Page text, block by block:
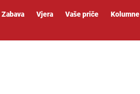
Zabava Vjera Vaše priče Kolumne